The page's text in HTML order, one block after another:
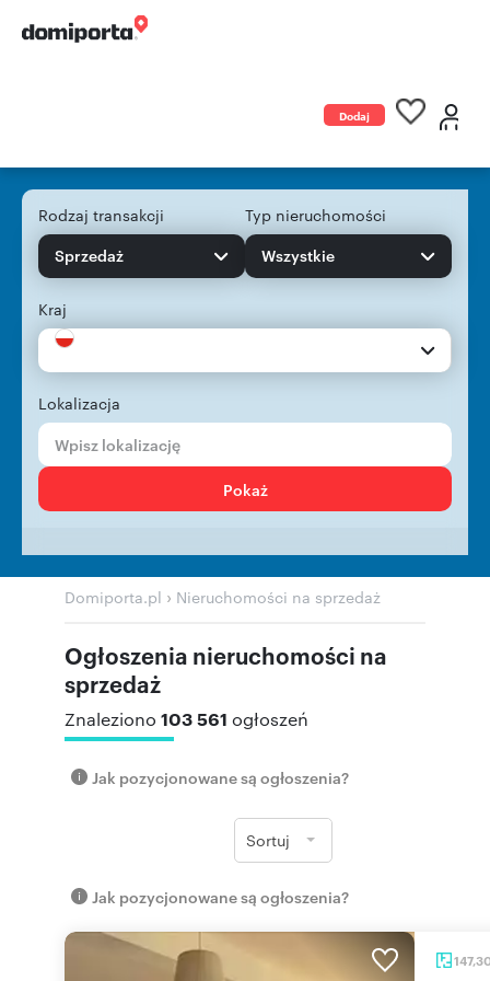
Dodaj
Rodzaj transakcji
Sprzedaż
Typ nieruchomości
Wszystkie
Kraj
Lokalizacja
Pokaż
Domiporta.pl › Nieruchomości na sprzedaż
Ogłoszenia nieruchomości na
sprzedaż
Znaleziono 103 561 ogłoszeń
Jak pozycjonowane są ogłoszenia?
Sortuj
Jak pozycjonowane są ogłoszenia?